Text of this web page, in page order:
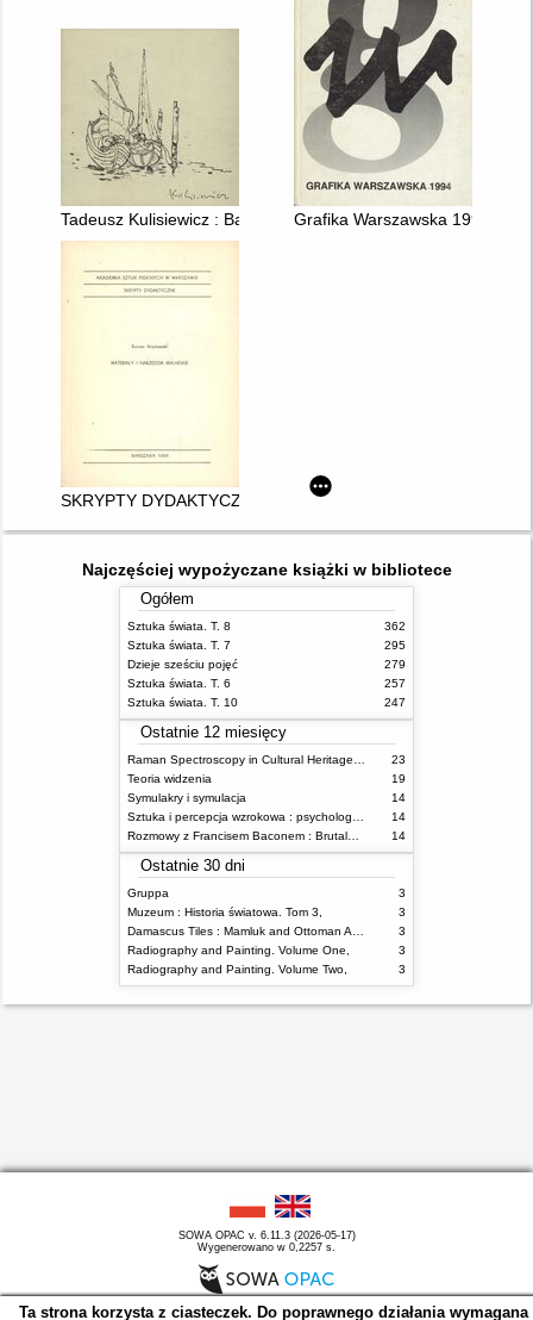
Tadeusz Kulisiewicz : Barki i łodzie rybackieGrafika Warszawska 1994
SKRYPTY DYDAKTYCZNE. 6
Najczęściej wypożyczane książki w bibliotece
Ogółem
Sztuka świata. T. 8
362
Sztuka świata. T. 7
295
Dzieje sześciu pojęć
279
Sztuka świata. T. 6
257
Sztuka świata. T. 10
247
Ostatnie 12 miesięcy
23
Teoria widzenia
19
Symulakry i symulacja
14
14
14
Ostatnie 30 dni
Gruppa
3
Muzeum : Historia światowa. Tom 3,
3
3
Radiography and Painting. Volume One,
3
Radiography and Painting. Volume Two,
3
SOWA OPAC v. 6.11.3 (2026-05-17)
Wygenerowano w 0,2257 s.
Ta strona korzysta z ciasteczek. Do poprawnego działania wymagana